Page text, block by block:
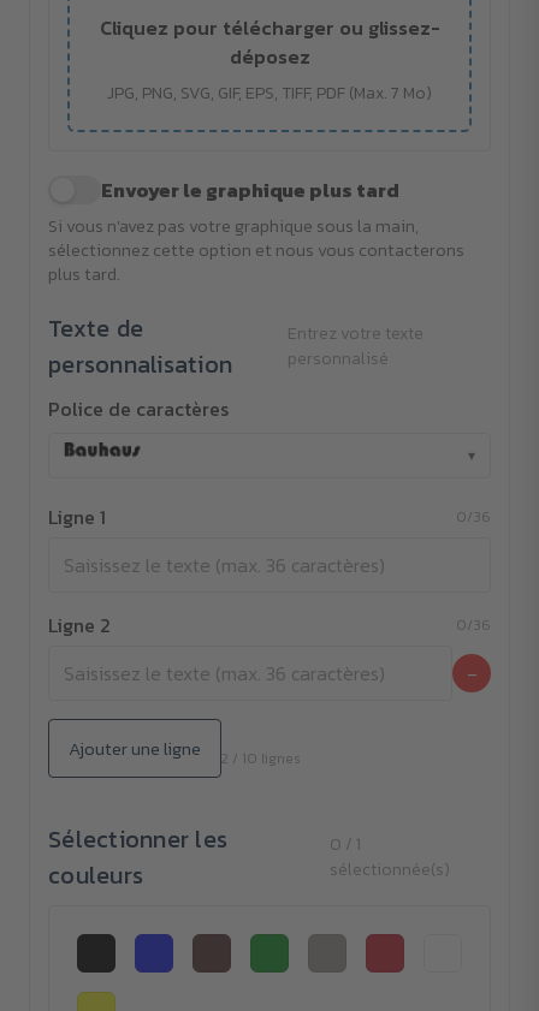
Cliquez pour télécharger ou glissez-
déposez
JPG, PNG, SVG, GIF, EPS, TIFF, PDF (Max. 7 Mo)
Envoyer le graphique plus tard
Si vous n'avez pas votre graphique sous la main,
sélectionnez cette option et nous vous contacterons
plus tard.
Texte de
personnalisation
Entrez votre texte
personnalisé
Police de caractères
▾
Ligne 1 0/36
Ligne 2 0/36
−
Ajouter une ligne 2 / 10 lignes
Sélectionner les
couleurs
0 / 1
sélectionnée(s)